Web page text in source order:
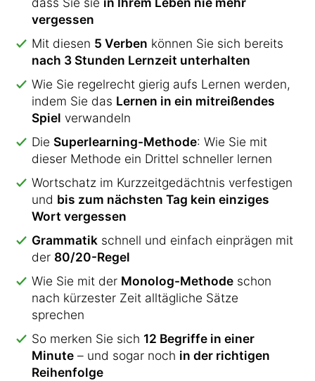
vergessen
Mit diesen 5 Verben können Sie sich bereits
nach 3 Stunden Lernzeit unterhalten
Wie Sie regelrecht gierig aufs Lernen werden,
indem Sie das Lernen in ein mitreißendes
Spiel verwandeln
Die Superlearning-Methode: Wie Sie mit
dieser Methode ein Drittel schneller lernen
Wortschatz im Kurzzeitgedächtnis verfestigen
und bis zum nächsten Tag kein einziges
Wort vergessen
Grammatik schnell und einfach einprägen mit
der 80/20-Regel
Wie Sie mit der Monolog-Methode schon
nach kürzester Zeit alltägliche Sätze
sprechen
So merken Sie sich 12 Begriffe in einer
Minute – und sogar noch in der richtigen
Reihenfolge